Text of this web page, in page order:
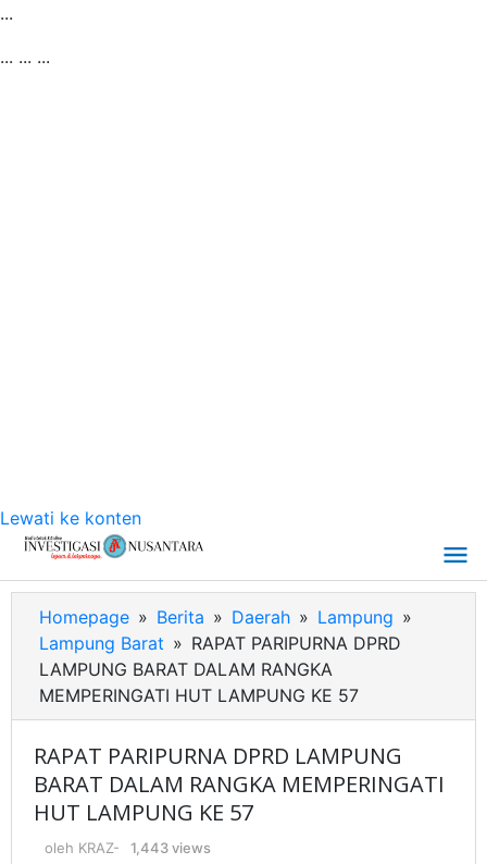
...
... ... ...
Lewati ke konten
Homepage » Berita » Daerah » Lampung »
Lampung Barat » RAPAT PARIPURNA DPRD
LAMPUNG BARAT DALAM RANGKA
MEMPERINGATI HUT LAMPUNG KE 57
RAPAT PARIPURNA DPRD LAMPUNG
BARAT DALAM RANGKA MEMPERINGATI
HUT LAMPUNG KE 57
oleh KRAZ-
1,443 views